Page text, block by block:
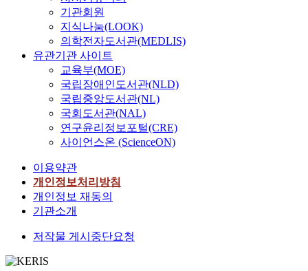
기관회원
지식나눔(LOOK)
의학전자도서관(MEDLIS)
유관기관 사이트
교육부(MOE)
국립장애인도서관(NLD)
국립중앙도서관(NL)
국회도서관(NAL)
연구윤리정보포털(CRE)
사이언스온 (ScienceON)
이용약관
개인정보처리방침
개인정보 재동의
기관소개
저작물 게시중단요청